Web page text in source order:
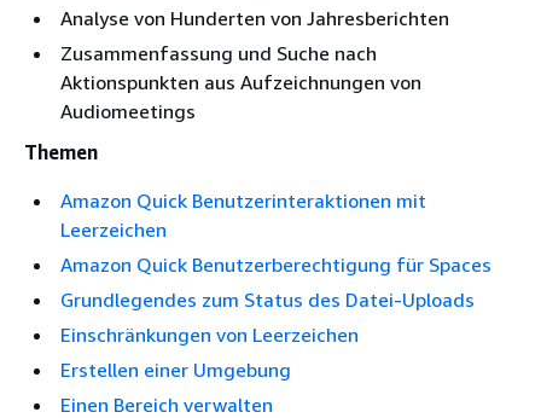
Analyse von Hunderten von Jahresberichten
Zusammenfassung und Suche nach
Aktionspunkten aus Aufzeichnungen von
Audiomeetings
Themen
Amazon Quick Benutzerinteraktionen mit
Leerzeichen
Amazon Quick Benutzerberechtigung für Spaces
Grundlegendes zum Status des Datei-Uploads
Einschränkungen von Leerzeichen
Erstellen einer Umgebung
Einen Bereich verwalten